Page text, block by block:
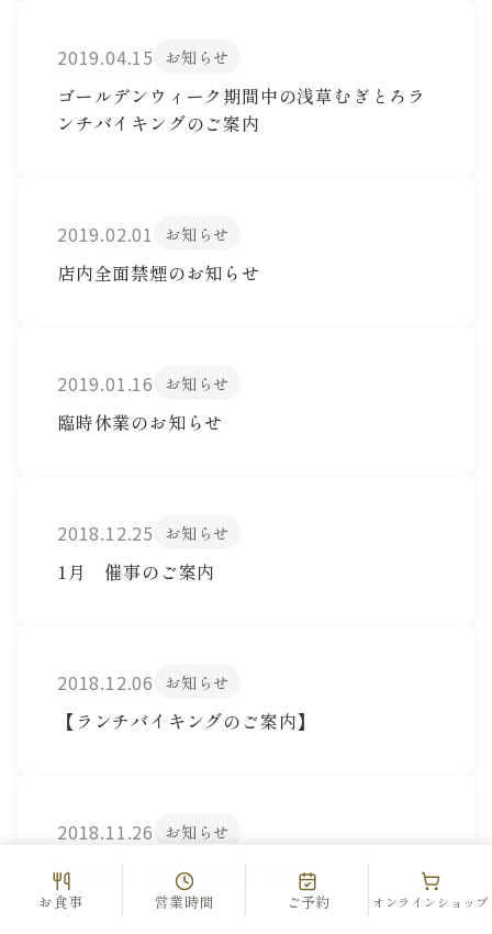
2019.04.15 お知らせ
ゴールデンウィーク期間中の浅草むぎとろラ
ンチバイキングのご案内
2019.02.01 お知らせ
店内全面禁煙のお知らせ
2019.01.16 お知らせ
臨時休業のお知らせ
2018.12.25 お知らせ
1月 催事のご案内
2018.12.06 お知らせ
【ランチバイキングのご案内】
2018.11.26 お知らせ
年末年始 営業時間のご案内
お食事 営業時間 ご予約 オンラインショップ